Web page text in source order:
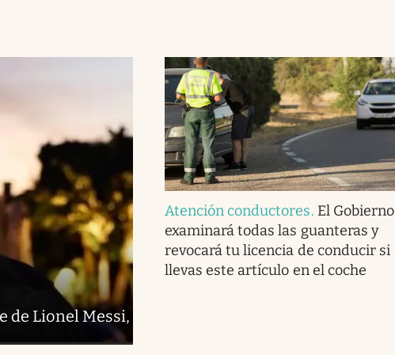
de Lionel Messi,
Atención conductores. El Gobierno
examinará todas las guanteras y
revocará tu licencia de conducir si
llevas este artículo en el coche